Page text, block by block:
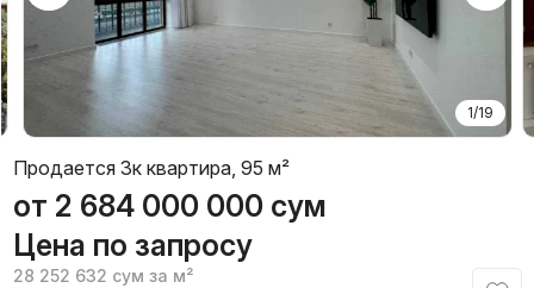
1/19
Продается 3к квартира, 95 м²
от 2 684 000 000 сум
Цена по запросу
28 252 632 сум за м²